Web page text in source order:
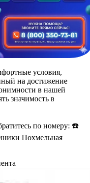
условия,
на достижение
в нашей
значимость в
по номеру: ☎️
Похмельная